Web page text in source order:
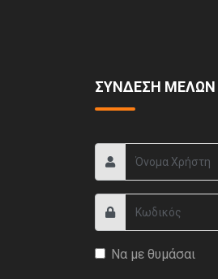
ΣΥΝΔΕΣΗ ΜΕΛΩΝ
Να με θυμάσαι